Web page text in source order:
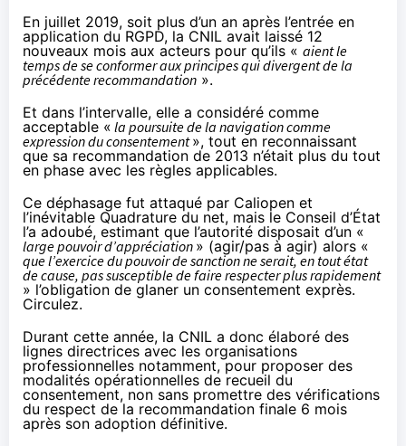
En juillet 2019, soit plus d’un an après l’entrée en
application du RGPD, la CNIL avait laissé 12
nouveaux mois aux acteurs pour qu’ils « aient le
temps de se conformer aux principes qui divergent de la
précédente recommandation ».
Et dans l’intervalle, elle a considéré comme
acceptable « la poursuite de la navigation comme
expression du consentement», tout en reconnaissant
que sa recommandation de 2013 n’était plus du tout
en phase avec les règles applicables.
Ce déphasage fut attaqué par Caliopen et
l’inévitable Quadrature du net, mais le Conseil d’État
l’a adoubé, estimant que l’autorité disposait d’un «
large pouvoir d’appréciation » (agir/pas à agir) alors «
que l’exercice du pouvoir de sanction ne serait, en tout état
de cause, pas susceptible de faire respecter plus rapidement
» l’obligation de glaner un consentement exprès.
Circulez.
Durant cette année, la CNIL a donc élaboré des
lignes directrices avec les organisations
professionnelles notamment, pour proposer des
modalités opérationnelles de recueil du
consentement, non sans promettre des vérifications
du respect de la recommandation finale 6 mois
après son adoption définitive.